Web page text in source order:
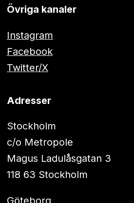
Övriga kanaler
Instagram
Facebook
Twitter/X
Adresser
Stockholm
c/o Metropole
Magus Ladulåsgatan 3
118 63 Stockholm